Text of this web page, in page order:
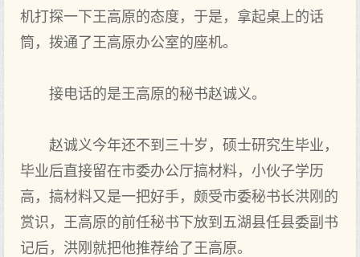
机打探一下王高原的态度，于是，拿起桌上的话
筒，拨通了王高原办公室的座机。
接电话的是王高原的秘书赵诚义。
赵诚义今年还不到三十岁，硕士研究生毕业，
毕业后直接留在市委办公厅搞材料，小伙子学历
高，搞材料又是一把好手，颇受市委秘书长洪刚的
赏识，王高原的前任秘书下放到五湖县任县委副书
记后，洪刚就把他推荐给了王高原。